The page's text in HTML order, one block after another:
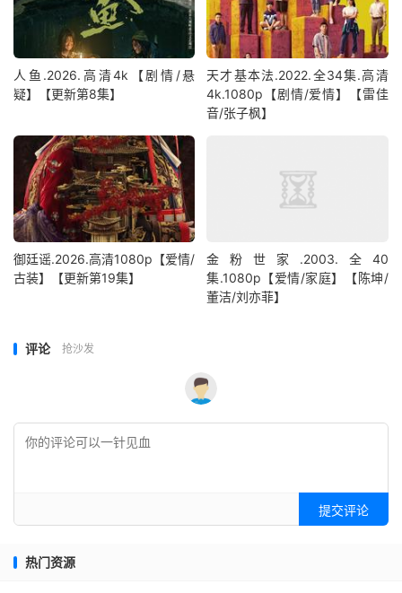
人鱼.2026.高清4k【剧情/悬
疑】【更新第8集】
天才基本法.2022.全34集.高清
4k.1080p【剧情/爱情】【雷佳
音/张子枫】
御廷谣.2026.高清1080p【爱情/
古装】【更新第19集】
金粉世家.2003.全40
集.1080p【爱情/家庭】【陈坤/
董洁/刘亦菲】
评论 抢沙发
提交评论
热门资源